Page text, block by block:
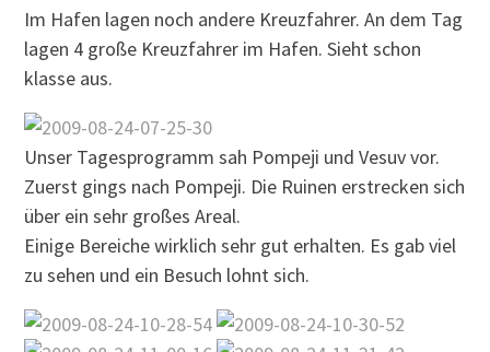
Im Hafen lagen noch andere Kreuzfahrer. An dem Tag
lagen 4 große Kreuzfahrer im Hafen. Sieht schon
klasse aus.
Unser Tagesprogramm sah Pompeji und Vesuv vor.
Zuerst gings nach Pompeji. Die Ruinen erstrecken sich
über ein sehr großes Areal.
Einige Bereiche wirklich sehr gut erhalten. Es gab viel
zu sehen und ein Besuch lohnt sich.